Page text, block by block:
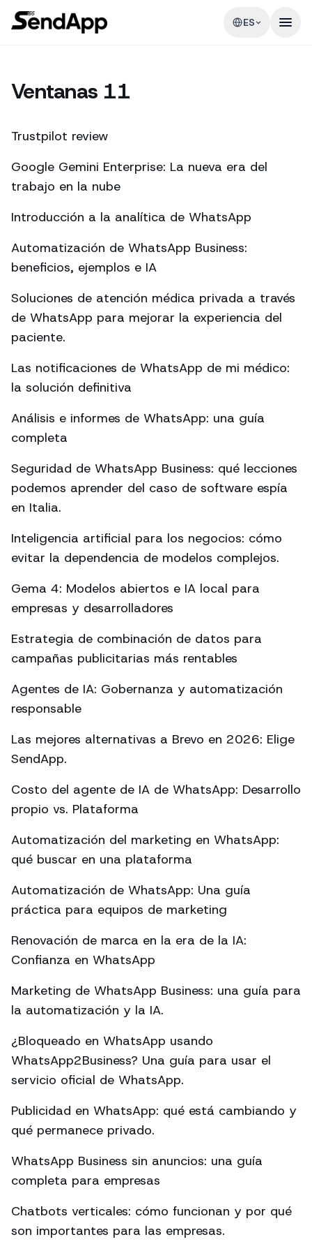
ES
Ventanas 11
Trustpilot review
Google Gemini Enterprise: La nueva era del
trabajo en la nube
Introducción a la analítica de WhatsApp
Automatización de WhatsApp Business:
beneficios, ejemplos e IA
Soluciones de atención médica privada a través
de WhatsApp para mejorar la experiencia del
paciente.
Las notificaciones de WhatsApp de mi médico:
la solución definitiva
Análisis e informes de WhatsApp: una guía
completa
Seguridad de WhatsApp Business: qué lecciones
podemos aprender del caso de software espía
en Italia.
Inteligencia artificial para los negocios: cómo
evitar la dependencia de modelos complejos.
Gema 4: Modelos abiertos e IA local para
empresas y desarrolladores
Estrategia de combinación de datos para
campañas publicitarias más rentables
Agentes de IA: Gobernanza y automatización
responsable
Las mejores alternativas a Brevo en 2026: Elige
SendApp.
Costo del agente de IA de WhatsApp: Desarrollo
propio vs. Plataforma
Automatización del marketing en WhatsApp:
qué buscar en una plataforma
Automatización de WhatsApp: Una guía
práctica para equipos de marketing
Renovación de marca en la era de la IA:
Confianza en WhatsApp
Marketing de WhatsApp Business: una guía para
la automatización y la IA.
¿Bloqueado en WhatsApp usando
WhatsApp2Business? Una guía para usar el
servicio oficial de WhatsApp.
Publicidad en WhatsApp: qué está cambiando y
qué permanece privado.
WhatsApp Business sin anuncios: una guía
completa para empresas
Chatbots verticales: cómo funcionan y por qué
son importantes para las empresas.